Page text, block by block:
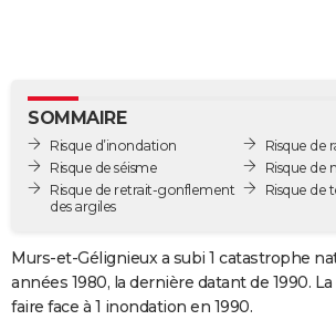
BONS PLANS
CARTE DE VOEUX
Carte de Noël
Carte Bonne année
Carte Saint-Valentin
Carte Pâques
Carte d'anniversaire
DICTIONNAIRE
PROGRAMME TV
COPAINS D'AVANT
SOMMAIRE
Risque d’inondation
Risque de séisme
Risque de retrait-gonflement
des argiles
Risque de
Risque de
Risque de
Murs-et-Gélignieux a subi 1 catastrophe
années 1980, la dernière datant de 1990.
faire face à 1 inondation en 1990.